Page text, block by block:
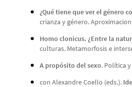
¿Qué tiene que ver el género
crianza y género.
Homo clonicus. ¿Entre la
culturas. Metamorfosis e
A propósito del sexo. Política
con Alexandre Coello (eds.).